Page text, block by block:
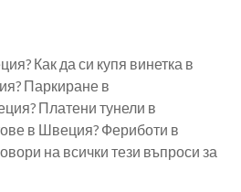
Как да си купя винетка в
Паркиране в
Платени тунели в
в Швеция? Фериботи в
на всички тези въпроси за